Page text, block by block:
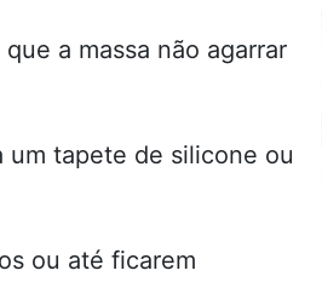
a massa não agarrar
um tapete de silicone ou
ou até ficarem